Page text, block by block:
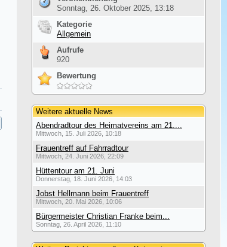
Sonntag, 26. Oktober 2025, 13:18
Kategorie
Allgemein
Aufrufe
920
Bewertung
Weitere aktuelle News
Abendradtour des Heimatvereins am 21....
Mittwoch, 15. Juli 2026, 10:18
Frauentreff auf Fahrradtour
Mittwoch, 24. Juni 2026, 22:09
Hüttentour am 21. Juni
Donnerstag, 18. Juni 2026, 14:03
Jobst Hellmann beim Frauentreff
Mittwoch, 20. Mai 2026, 10:06
Bürgermeister Christian Franke beim...
Sonntag, 26. April 2026, 11:10